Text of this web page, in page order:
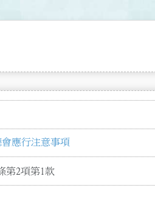
應行注意事項
第2項第1款